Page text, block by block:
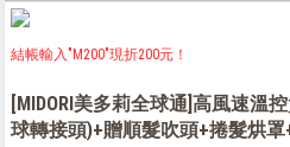
結帳輸入"M200"現折200元！
[MIDORI美多莉全球通]高風速溫
球轉接頭)+贈順髮吹頭+捲髮烘